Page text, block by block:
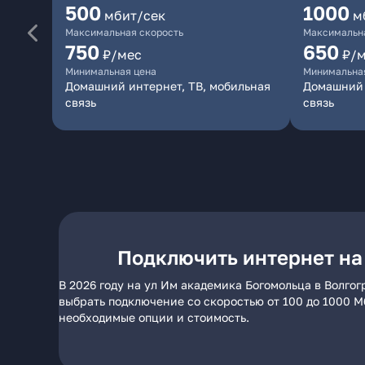
500 мбит/сек
Максимальная скорость
750 ₽/мес
Минимальная цена
Домашний интернет, ТВ, мобильная
связь
1000
650 ₽/
Домашний
связь
Подключить интернет
В 2026 году на ул Им академика Богомольца в
выбрать подключение со скоростью от 100 до 1000
необходимые опции и стоимость.